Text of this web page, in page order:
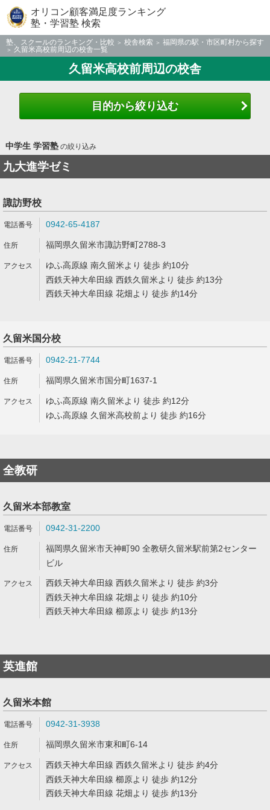
オリコン顧客満足度ランキング
塾・学習塾 検索
塾、スクールのランキング・比較 校舎検索
福岡県の駅・市区町村から探す
久留米高校前周辺の校舎一覧
久留米高校前周辺の校舎
目的から絞り込む
中学生 学習塾の絞り込み
九大進学ゼミ
諏訪野校
0942-65-4187
福岡県久留米市諏訪野町2788-3
ゆふ高原線 南久留米より 徒歩 約10分
西鉄天神大牟田線 西鉄久留米より 徒歩 約13分
西鉄天神大牟田線 花畑より 徒歩 約14分
久留米国分校
0942-21-7744
福岡県久留米市国分町1637-1
ゆふ高原線 南久留米より 徒歩 約12分
ゆふ高原線 久留米高校前より 徒歩 約16分
全教研
久留米本部教室
0942-31-2200
福岡県久留米市天神町90 全教研久留米駅前第2センター
ビル
西鉄天神大牟田線 西鉄久留米より 徒歩 約3分
西鉄天神大牟田線 花畑より 徒歩 約10分
西鉄天神大牟田線 櫛原より 徒歩 約13分
英進館
久留米本館
0942-31-3938
福岡県久留米市東和町6-14
西鉄天神大牟田線 西鉄久留米より 徒歩 約4分
西鉄天神大牟田線 櫛原より 徒歩 約12分
西鉄天神大牟田線 花畑より 徒歩 約13分